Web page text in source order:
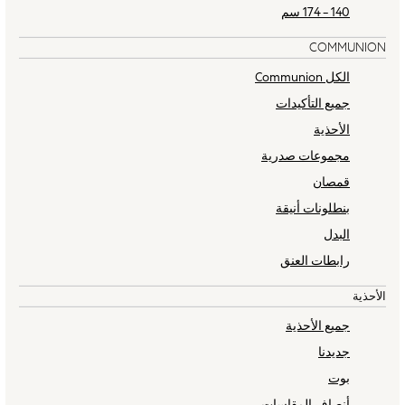
Joggers
Loungewear
Multipacks
Kid's Top Picks
Tops & Shorts Set
Baggy Jeans
THE SET
World Cup
Nightwear & Pyjamas
Pants & Chinos
Polo Shirts
Schoolwear
Sets & Outfits
Shirts
Shorts
Sportswear
Suits & Waistcoats
140 - 174 سم
COMMUNION
الكل Communion
جميع التأكيدات
الأحذية
مجموعات صدرية
قمصان
بنطلونات أنيقة
البدل
رابطات العنق
الأحذية
جميع الأحذية
جديدنا
بوت